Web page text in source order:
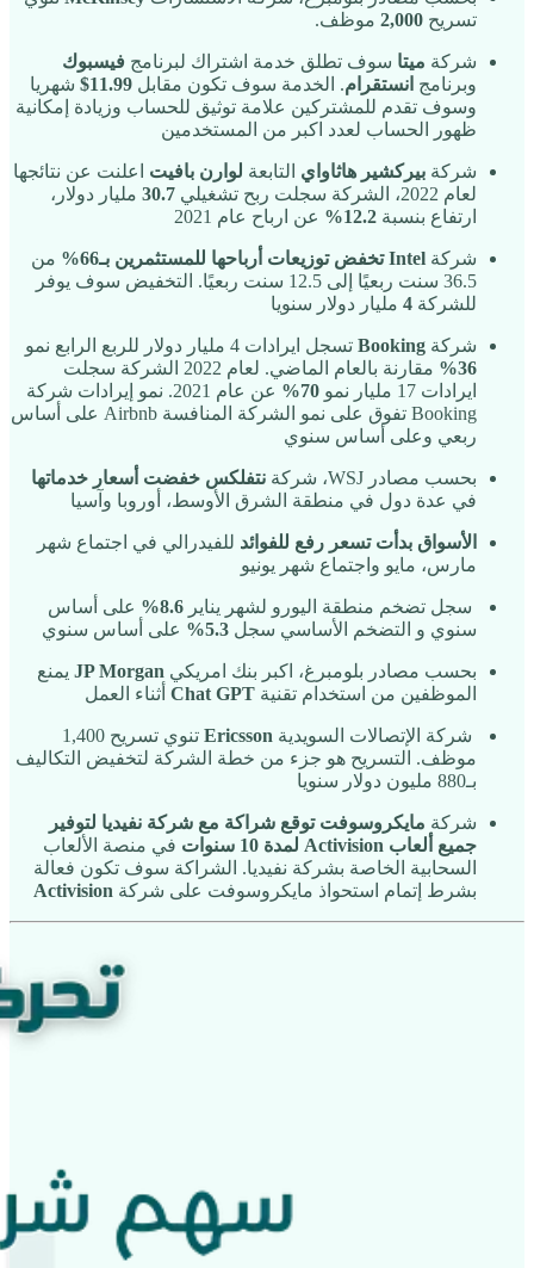
تسريح 2,000 موظف.
شركة ميتا سوف تطلق خدمة اشتراك لبرنامج فيسبوك
وبرنامج انستقرام. الخدمة سوف تكون مقابل 11.99$
شهريا
وسوف تقدم للمشتركين علامة توثيق للحساب وزيادة إمكانية
ظهور الحساب لعدد اكبر من المستخدمين
شركة بيركشير هاثاواي التابعة لوارن بافيت
اعلنت عن نتائجها
لعام 2022، الشركة سجلت ربح تشغيلي
30.7 مليار دولار،
ارتفاع بنسبة 12.2% عن ارباح عام 2021
شركة Intel تخفض توزيعات أرباحها للمستثمرين بـ66%
من
36.5 سنت ربعيًا إلى 12.5 سنت ربعيًا. التخفيض سوف يوفر
للشركة 4 مليار دولار سنويا
شركة Booking تسجل ايرادات 4 مليار دولار للربع الرابع نمو
36%
مقارنة بالعام الماضي. لعام 2022 الشركة سجلت
ايرادات 17 مليار نمو
70%
عن عام 2021. نمو إيرادات شركة
Booking تفوق على نمو الشركة المنافسة Airbnb على أساس
ربعي وعلى أساس سنوي
بحسب مصادر WSJ، شركة
نتفلكس خفضت أسعار خدماتها
في عدة دول في منطقة الشرق الأوسط، أوروبا وآسيا
الأسواق بدأت تسعر رفع للفوائد للفيدرالي في اجتماع شهر
مارس، مايو واجتماع شهر يونيو
سجل تضخم منطقة اليورو لشهر يناير 8.6%
على أساس
سنوي و التضخم الأساسي سجل 5.3% على أساس سنوي
بحسب مصادر بلومبرغ، اكبر بنك امريكي JP Morgan يمنع
الموظفين من استخدام تقنية Chat GPT أثناء العمل
شركة الإتصالات السويدية Ericsson
تنوي تسريح 1,400
موظف. التسريح هو جزء من خطة الشركة لتخفيض التكاليف
بـ880 مليون دولار سنويا
شركة مايكروسوفت توقع شراكة مع شركة نفيديا لتوفير
جميع ألعاب Activision لمدة 10 سنوات
في منصة الألعاب
السحابية الخاصة بشركة نفيديا. الشراكة سوف تكون فعالة
بشرط إتمام استحواذ مايكروسوفت على شركة Activision